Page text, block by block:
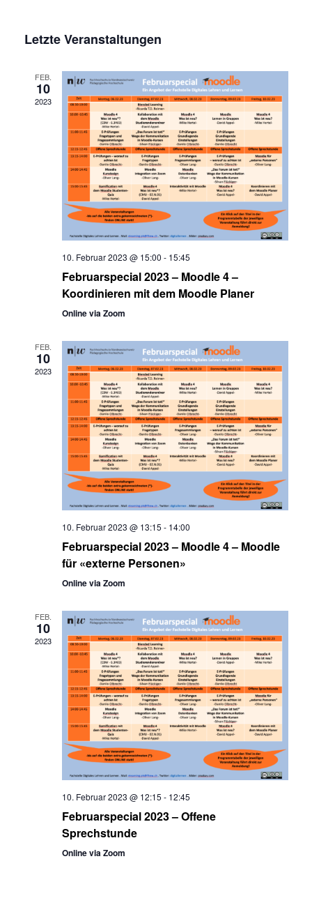
Datum
Letzte Veranstaltungen
FEB.
10
2023
10. Februar 2023 @ 15:00 - 15:45
Februarspecial 2023 – Moodle 4 –
Koordinieren mit dem Moodle Planer
Online via Zoom
FEB.
10
2023
10. Februar 2023 @ 13:15 - 14:00
Februarspecial 2023 – Moodle 4 – Moodle
für «externe Personen»
Online via Zoom
FEB.
10
2023
10. Februar 2023 @ 12:15 - 12:45
Februarspecial 2023 – Offene
Sprechstunde
Online via Zoom